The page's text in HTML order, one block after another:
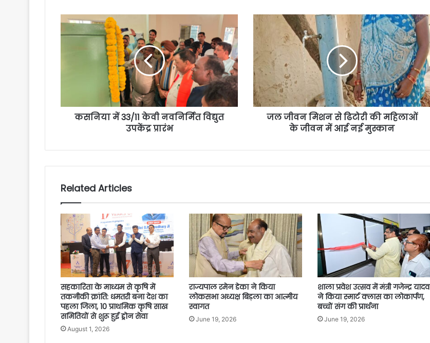
कसनिया में 33/11 केवी नवनिर्मित विद्युत
उपकेंद्र प्रारंभ
जल जीवन मिशन से ढिटोरी की महिलाओं
के जीवन में आई नई मुस्कान
Related Articles
सहकारिता के माध्यम से कृषि में
तकनीकी क्रांति: धमतरी बना देश का
पहला जिला, 10 प्राथमिक कृषि साख
समितियों से शुरू हुई ड्रोन सेवा
August 1, 2026
राज्यपाल रमेन डेका ने किया
लोकसभा अध्यक्ष बिड़ला का आत्मीय
स्वागत
June 19, 2026
शाला प्रवेश उत्सव में मंत्री गजेन्द्र यादव
ने किया स्मार्ट क्लास का लोकार्पण,
बच्चों संग की प्रार्थना
June 19, 2026